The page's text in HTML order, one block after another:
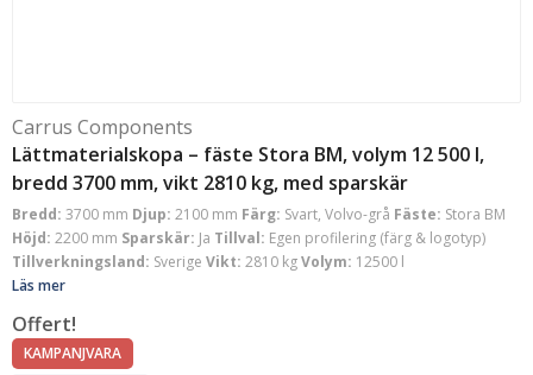
Carrus Components
Lättmaterialskopa – fäste Stora BM, volym 12 500 l,
bredd 3700 mm, vikt 2810 kg, med sparskär
Bredd: 3700 mm Djup: 2100 mm Färg: Svart, Volvo-grå Fäste: Stora BM
Höjd: 2200 mm Sparskär: Ja Tillval: Egen profilering (färg & logotyp)
Tillverkningsland: Sverige Vikt: 2810 kgVolym: 12500 l
Läs mer
Offert!
KAMPANJVARA